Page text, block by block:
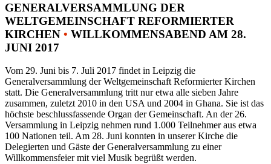
GENERALVERSAMMLUNG DER
WELTGEMEINSCHAFT REFORMIERTER
KIRCHEN • WILLKOMMENSABEND AM 28.
JUNI 2017
Vom 29. Juni bis 7. Juli 2017 findet in Leipzig die
Generalversammlung der Weltgemeinschaft Reformierter Kirchen
statt. Die Generalversammlung tritt nur etwa alle sieben Jahre
zusammen, zuletzt 2010 in den USA und 2004 in Ghana. Sie ist das
höchste beschlussfassende Organ der Gemeinschaft. An der 26.
Versammlung in Leipzig nehmen rund 1.000 Teilnehmer aus etwa
100 Nationen teil. Am 28. Juni konnten in unserer Kirche die
Delegierten und Gäste der Generalversammlung zu einer
Willkommensfeier mit viel Musik begrüßt werden.